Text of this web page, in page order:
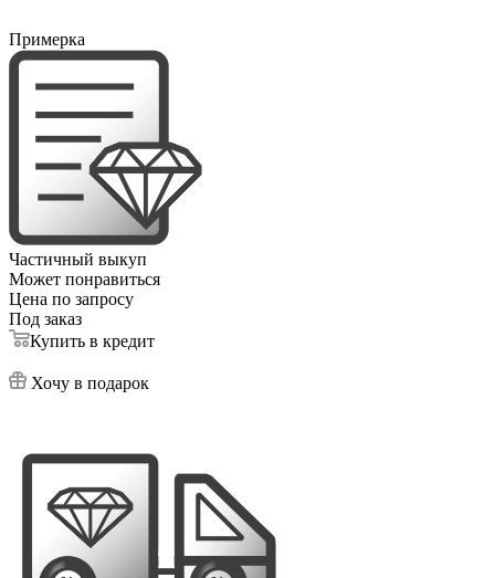
Примерка
Частичный выкуп
Может понравиться
Цена по запросу
Под заказ
Купить в кредит
Хочу в подарок